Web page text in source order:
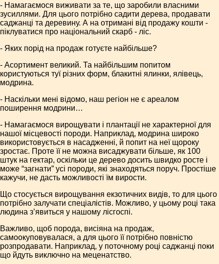
- Намагаємося виживати за те, що заробили власними
зусиллями. Для цього потрібно садити дерева, продавати
саджанці та деревину. А на отримані від продажу кошти -
піклуватися про національний скарб - ліс.
- Яких порід на продаж готуєте найбільше?
- Асортимент великий. Та найбільшим попитом
користуються туї різних форм, блакитні ялинки, ялівець,
модрина.
- Наскільки мені відомо, наш регіон не є ареалом
поширення модрини…
- Намагаємося вирощувати і плантації не характерної для
нашої місцевості породи. Наприклад, модрина широко
використовується в насадженні, й попит на неї щороку
зростає. Проте її не можна висаджувати більше, як 100
штук на гектар, оскільки це дерево досить швидко росте і
може “загнати” усі породи, які знаходяться поруч. Простіше
кажучи, не дасть можливості їм вирости.
Що стосується вирощування екзотичних видів, то для цього
потрібно залучати спеціалістів. Можливо, у цьому році така
людина з’явиться у нашому лісгоспі.
Важливо, щоб порода, висіяна на продаж,
самоокуповувалася, а для цього її потрібно повністю
розпродавати. Наприклад, у поточному році саджанці поки
що йдуть виключно на меценатство.